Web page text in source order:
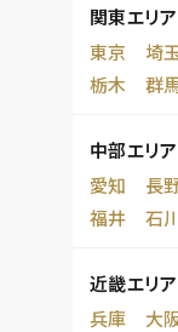
関東エリア
東京
埼
栃木
群
中部エリア
愛知
長
福井
石
近畿エリア
兵庫
大